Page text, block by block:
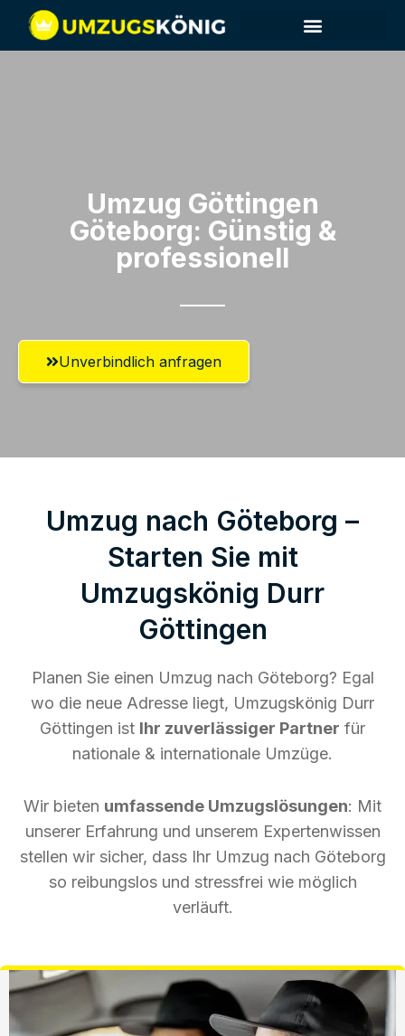
Umzug Göttingen​
Göteborg: Günstig &
professionell​
Unverbindlich anfragen
Umzug nach Göteborg –
Starten Sie mit
Umzugskönig Durr
Göttingen
Planen Sie einen Umzug nach Göteborg? Egal
wo die neue Adresse liegt, Umzugskönig Durr
Göttingen ist Ihr zuverlässiger Partner für
nationale & internationale Umzüge.
Wir bieten umfassende Umzugslösungen: Mit
unserer Erfahrung und unserem Expertenwissen
stellen wir sicher, dass Ihr Umzug nach Göteborg
so reibungslos und stressfrei wie möglich
verläuft.